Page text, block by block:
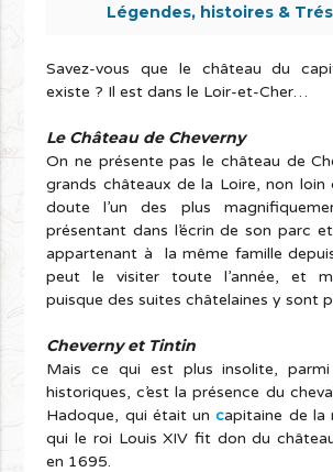
Légendes, histoires &
Savez-vous que le château du
existe ? Il est dans le Loir-et-Cher…
Le Château de Cheverny
On ne présente pas le château de
grands châteaux de la Loire, non loin
doute l’un des plus
présentant dans l’écrin de son parc
appartenant à la même famille
peut le visiter toute l’année, et
puisque des suites châtelaines y sont
Cheverny et Tintin
Mais ce qui est plus insolite, parmi
historiques, c’est la présence du
Hadoque, qui était uncapitaine de la
qui le roi Louis XIV fit don du
en 1695.